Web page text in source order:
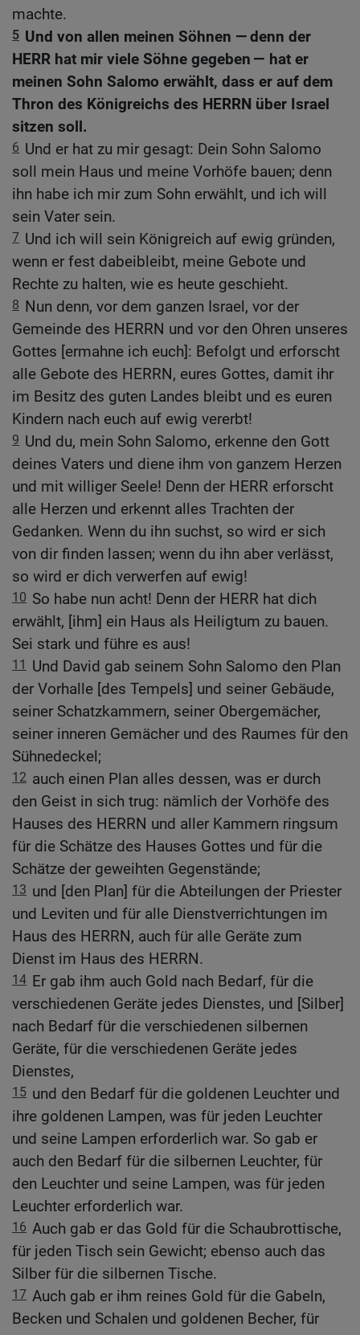
machte.
5 Und von allen meinen Söhnen — denn der
HERR hat mir viele Söhne gegeben — hat er
meinen Sohn Salomo erwählt, dass er auf dem
Thron des Königreichs des HERRN über Israel
sitzen soll.
6 Und er hat zu mir gesagt: Dein Sohn Salomo
soll mein Haus und meine Vorhöfe bauen; denn
ihn habe ich mir zum Sohn erwählt, und ich will
sein Vater sein.
7 Und ich will sein Königreich auf ewig gründen,
wenn er fest dabeibleibt, meine Gebote und
Rechte zu halten, wie es heute geschieht.
8 Nun denn, vor dem ganzen Israel, vor der
Gemeinde des HERRN und vor den Ohren unseres
Gottes [ermahne ich euch]: Befolgt und erforscht
alle Gebote des HERRN, eures Gottes, damit ihr
im Besitz des guten Landes bleibt und es euren
Kindern nach euch auf ewig vererbt!
9 Und du, mein Sohn Salomo, erkenne den Gott
deines Vaters und diene ihm von ganzem Herzen
und mit williger Seele! Denn der HERR erforscht
alle Herzen und erkennt alles Trachten der
Gedanken. Wenn du ihn suchst, so wird er sich
von dir finden lassen; wenn du ihn aber verlässt,
so wird er dich verwerfen auf ewig!
10 So habe nun acht! Denn der HERR hat dich
erwählt, [ihm] ein Haus als Heiligtum zu bauen.
Sei stark und führe es aus!
11
Und David gab seinem Sohn Salomo den Plan
der Vorhalle [des Tempels] und seiner Gebäude,
seiner Schatzkammern, seiner Obergemächer,
seiner inneren Gemächer und des Raumes für den
Sühnedeckel;
12 auch einen Plan alles dessen, was er durch
den Geist in sich trug: nämlich der Vorhöfe des
Hauses des HERRN und aller Kammern ringsum
für die Schätze des Hauses Gottes und für die
Schätze der geweihten Gegenstände;
13 und [den Plan] für die Abteilungen der Priester
und Leviten und für alle Dienstverrichtungen im
Haus des HERRN, auch für alle Geräte zum
Dienst im Haus des HERRN.
14 Er gab ihm auch Gold nach Bedarf, für die
verschiedenen Geräte jedes Dienstes, und [Silber]
nach Bedarf für die verschiedenen silbernen
Geräte, für die verschiedenen Geräte jedes
Dienstes,
15 und den Bedarf für die goldenen Leuchter und
ihre goldenen Lampen, was für jeden Leuchter
und seine Lampen erforderlich war. So gab er
auch den Bedarf für die silbernen Leuchter, für
den Leuchter und seine Lampen, was für jeden
Leuchter erforderlich war.
16 Auch gab er das Gold für die Schaubrottische,
für jeden Tisch sein Gewicht; ebenso auch das
Silber für die silbernen Tische.
17 Auch gab er ihm reines Gold für die Gabeln,
Becken und Schalen und goldenen Becher, für